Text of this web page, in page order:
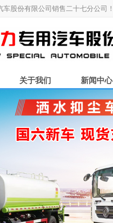
股份有限公司销售二十七分公司！
关于我们 新闻中心